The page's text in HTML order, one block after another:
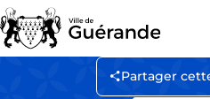
Partager